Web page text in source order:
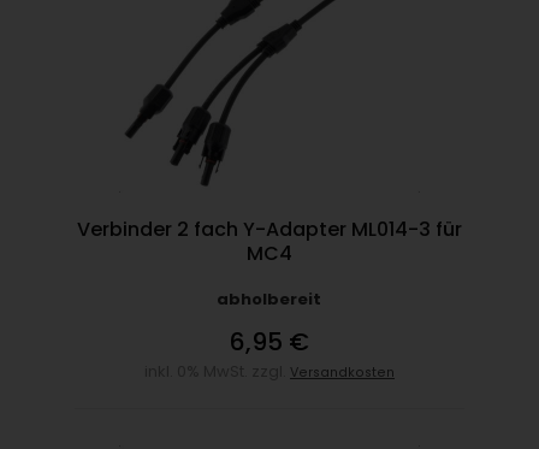
Verbinder 2 fach Y-Adapter ML014-3 für
MC4
abholbereit
6,95 €
Versandkosten